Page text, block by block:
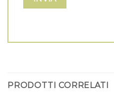
PRODOTTI CORRELATI